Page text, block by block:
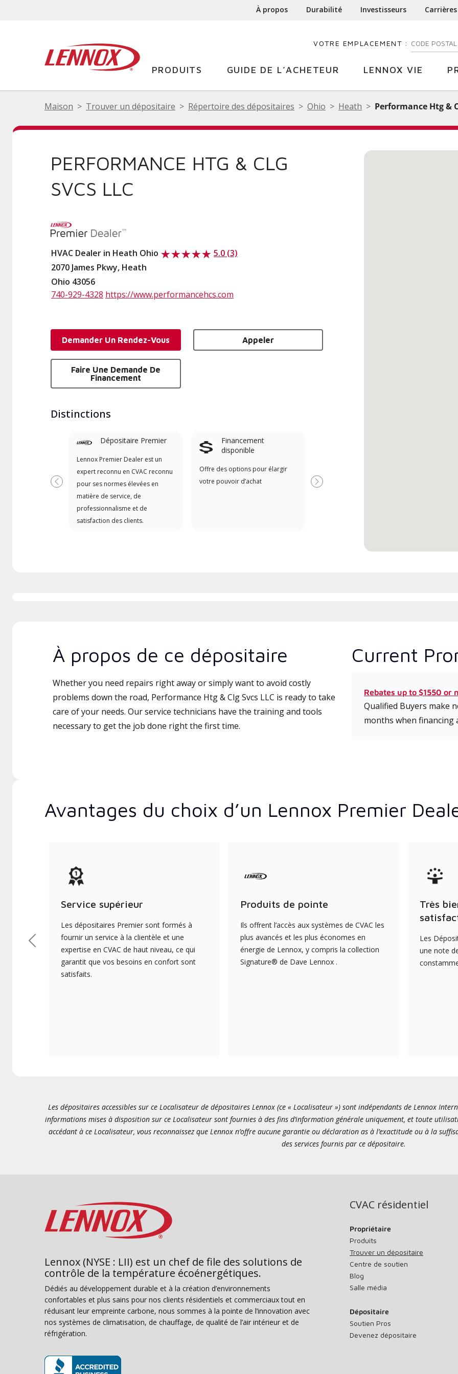
À propos Durabilité Investisseurs Carrières
VOTRE EMPLACEMENT : ENTREZ
PRODUITS GUIDE DE L’ACHETEUR LENNOX VIE
Maison Trouver un dépositaire Répertoire des dépositaires Ohio Heath Performance Htg &
PERFORMANCE HTG & CLG
SVCS LLC
HVAC Dealer in Heath Ohio
5.0 (3)
2070 James Pkwy, Heath
Ohio 43056
740-929-4328 https://www.performancehcs.com
Demander Un Rendez-Vous Appeler
Faire Une Demande De
Financement
Distinctions
Dépositaire Premier
Lennox Premier Dealer est un
expert reconnu en CVAC reconnu
pour ses normes élevées en
matière de service, de
professionnalisme et de
satisfaction des clients.
Financement
disponible
Offre des options pour élargir
votre pouvoir d’achat
Dealer specially trained and
Précédent Suivant
À propos de ce dépositaire
Whether you need repairs right away or simply want to avoid costly
problems down the road, Performance Htg & Clg Svcs LLC is ready to take
care of your needs. Our service technicians have the training and tools
necessary to get the job done right the first time.
Current
Rebates up to $1550 or
Qualified Buyers make
months when financing
Avantages du choix d’un Lennox Premier
Service supérieur
Les dépositaires Premier sont formés à
fournir un service à la clientèle et une
expertise en CVAC de haut niveau, ce qui
garantit que vos besoins en confort sont
satisfaits.
Produits de pointe
Ils offrent l’accès aux systèmes de CVAC les
plus avancés et les plus économes en
énergie de Lennox, y compris la collection
Signature® de Dave Lennox .
Très
Les
une note
Précédent
Les dépositaires accessibles sur ce Localisateur de dépositaires Lennox (ce « Localisateur ») sont indépendants de Lennox
informations mises à disposition sur ce Localisateur sont fournies à des fins d’information générale uniquement, et toute
accédant à ce Localisateur, vous reconnaissez que Lennox n’offre aucune garantie ou déclaration as à l’exactitude ou à la
des services fournis par ce dépositaire.
Lennox (NYSE : LII) est un chef de file des solutions de
contrôle de la température écoénergétiques.
Dédiés au développement durable et à la création d’environnements
confortables et plus sains pour nos clients résidentiels et commerciaux tout en
réduisant leur empreinte carbone, nous sommes à la pointe de l’innovation avec
nos systèmes de climatisation, de chauffage, de qualité de l’air intérieur et de
réfrigération.
CVAC résidentiel
Propriétaire
Produits
Trouver un dépositaire
Centre de soutien
Blog
Salle média
Dépositaire
Soutien Pros
Devenez dépositaire